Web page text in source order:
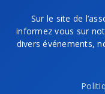
Sur le site de
informez vous sur
divers événements,